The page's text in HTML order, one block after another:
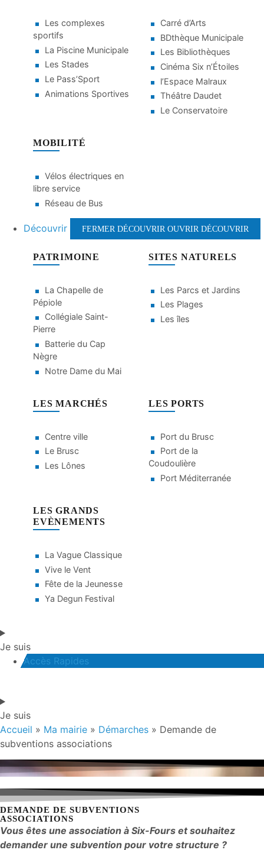
Les complexes
sportifs
La Piscine Municipale
Les Stades
Le Pass’Sport
Animations Sportives
Carré d’Arts
BDthèque Municipale
Les Bibliothèques
Cinéma Six n’Étoiles
l’Espace Malraux
Théâtre Daudet
Le Conservatoire
MOBILITÉ
Vélos électriques en
libre service
Réseau de Bus
Découvrir FERMER DÉCOUVRIR OUVRIR DÉCOUVRIR
PATRIMOINE
La Chapelle de
Pépiole
Collégiale Saint-
Pierre
Batterie du Cap
Nègre
Notre Dame du Mai
SITES NATURELS
Les Parcs et Jardins
Les Plages
Les îles
LES MARCHÉS
Centre ville
Le Brusc
Les Lônes
LES PORTS
Port du Brusc
Port de la
Coudoulière
Port Méditerranée
LES GRANDS
EVÈNEMENTS
La Vague Classique
Vive le Vent
Fête de la Jeunesse
Ya Degun Festival
Je suis
Accès Rapides
Je suis
Accueil » Ma mairie » Démarches » Demande de
subventions associations
DEMANDE DE SUBVENTIONS
ASSOCIATIONS
Vous êtes une association à Six-Fours et souhaitez
demander une subvention pour votre structure ?